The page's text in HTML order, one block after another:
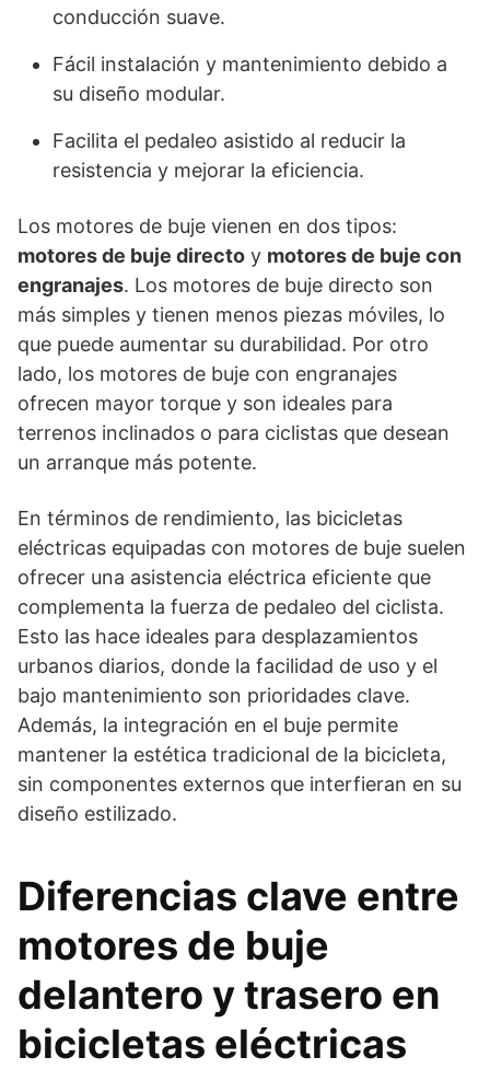
conducción suave.
Fácil instalación y mantenimiento debido a
su diseño modular.
Facilita el pedaleo asistido al reducir la
resistencia y mejorar la eficiencia.
Los motores de buje vienen en dos tipos:
motores de buje directo y motores de buje con
engranajes. Los motores de buje directo son
más simples y tienen menos piezas móviles, lo
que puede aumentar su durabilidad. Por otro
lado, los motores de buje con engranajes
ofrecen mayor torque y son ideales para
terrenos inclinados o para ciclistas que desean
un arranque más potente.
En términos de rendimiento, las bicicletas
eléctricas equipadas con motores de buje suelen
ofrecer una asistencia eléctrica eficiente que
complementa la fuerza de pedaleo del ciclista.
Esto las hace ideales para desplazamientos
urbanos diarios, donde la facilidad de uso y el
bajo mantenimiento son prioridades clave.
Además, la integración en el buje permite
mantener la estética tradicional de la bicicleta,
sin componentes externos que interfieran en su
diseño estilizado.
Diferencias clave entre
motores de buje
delantero y trasero en
bicicletas eléctricas